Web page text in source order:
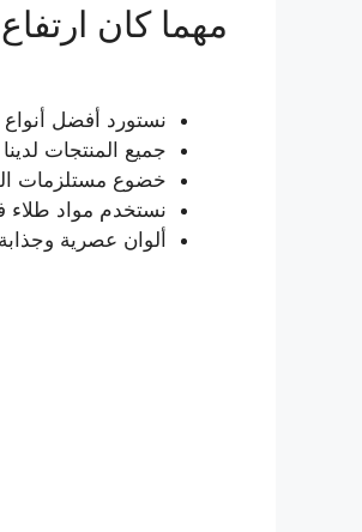
مهما كان
نستورد أفضل
جميع المنتجات
خضوع مستلزمات
نستخدم مواد طلاء
ألوان عصرية